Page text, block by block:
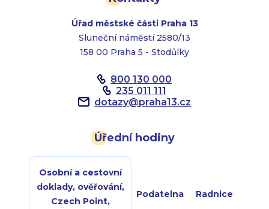
Úřad městské části Praha 13
Sluneční náměstí 2580/13
158 00 Praha 5 - Stodůlky
800 130 000
235 011 111
dotazy@praha13.cz
Úřední hodiny
Osobní a cestovní
doklady, ověřování,
Czech Point,
Podatelna Radnice